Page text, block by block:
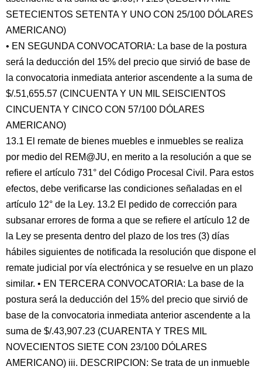
SETECIENTOS SETENTA Y UNO CON 25/100 DÓLARES
AMERICANO)
• EN SEGUNDA CONVOCATORIA: La base de la postura
será la deducción del 15% del precio que sirvió de base de
la convocatoria inmediata anterior ascendente a la suma de
$/.51,655.57 (CINCUENTA Y UN MIL SEISCIENTOS
CINCUENTA Y CINCO CON 57/100 DÓLARES
AMERICANO)
13.1 El remate de bienes muebles e inmuebles se realiza
por medio del REM@JU, en merito a la resolución a que se
refiere el artículo 731° del Código Procesal Civil. Para estos
efectos, debe verificarse las condiciones señaladas en el
artículo 12° de la Ley. 13.2 El pedido de corrección para
subsanar errores de forma a que se refiere el artículo 12 de
la Ley se presenta dentro del plazo de los tres (3) días
hábiles siguientes de notificada la resolución que dispone el
remate judicial por vía electrónica y se resuelve en un plazo
similar. • EN TERCERA CONVOCATORIA: La base de la
postura será la deducción del 15% del precio que sirvió de
base de la convocatoria inmediata anterior ascendente a la
suma de $/.43,907.23 (CUARENTA Y TRES MIL
NOVECIENTOS SIETE CON 23/100 DÓLARES
AMERICANO) iii. DESCRIPCION: Se trata de un inmueble